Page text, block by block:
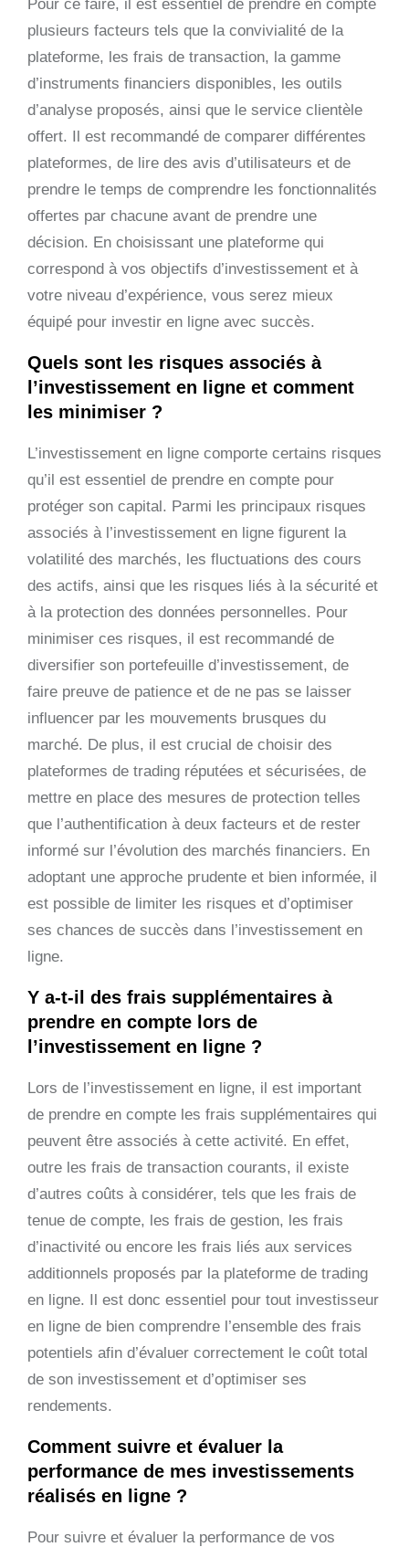
Pour ce faire, il est essentiel de prendre en compte
plusieurs facteurs tels que la convivialité de la
plateforme, les frais de transaction, la gamme
d’instruments financiers disponibles, les outils
d’analyse proposés, ainsi que le service clientèle
offert. Il est recommandé de comparer différentes
plateformes, de lire des avis d’utilisateurs et de
prendre le temps de comprendre les fonctionnalités
offertes par chacune avant de prendre une
décision. En choisissant une plateforme qui
correspond à vos objectifs d’investissement et à
votre niveau d’expérience, vous serez mieux
équipé pour investir en ligne avec succès.
Quels sont les risques associés à
l’investissement en ligne et comment
les minimiser ?
L’investissement en ligne comporte certains risques
qu’il est essentiel de prendre en compte pour
protéger son capital. Parmi les principaux risques
associés à l’investissement en ligne figurent la
volatilité des marchés, les fluctuations des cours
des actifs, ainsi que les risques liés à la sécurité et
à la protection des données personnelles. Pour
minimiser ces risques, il est recommandé de
diversifier son portefeuille d’investissement, de
faire preuve de patience et de ne pas se laisser
influencer par les mouvements brusques du
marché. De plus, il est crucial de choisir des
plateformes de trading réputées et sécurisées, de
mettre en place des mesures de protection telles
que l’authentification à deux facteurs et de rester
informé sur l’évolution des marchés financiers. En
adoptant une approche prudente et bien informée, il
est possible de limiter les risques et d’optimiser
ses chances de succès dans l’investissement en
ligne.
Y a-t-il des frais supplémentaires à
prendre en compte lors de
l’investissement en ligne ?
Lors de l’investissement en ligne, il est important
de prendre en compte les frais supplémentaires qui
peuvent être associés à cette activité. En effet,
outre les frais de transaction courants, il existe
d’autres coûts à considérer, tels que les frais de
tenue de compte, les frais de gestion, les frais
d’inactivité ou encore les frais liés aux services
additionnels proposés par la plateforme de trading
en ligne. Il est donc essentiel pour tout investisseur
en ligne de bien comprendre l’ensemble des frais
potentiels afin d’évaluer correctement le coût total
de son investissement et d’optimiser ses
rendements.
Comment suivre et évaluer la
performance de mes investissements
réalisés en ligne ?
Pour suivre et évaluer la performance de vos